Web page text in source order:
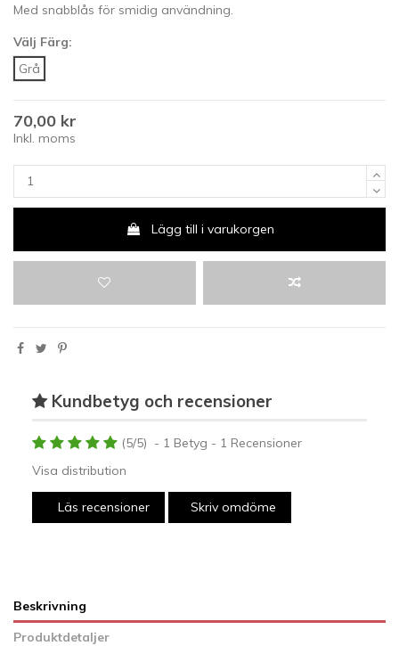
Med snabblås för smidig användning.
Välj Färg:
Grå
70,00 kr
Inkl. moms
Lägg till i varukorgen
Kundbetyg och recensioner
(5/5) - 1 Betyg - 1 Recensioner
Visa distribution
Läs recensioner Skriv omdöme
Beskrivning
Produktdetaljer